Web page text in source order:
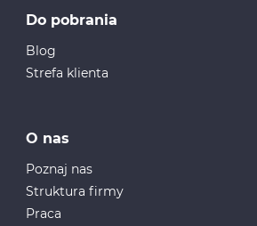
Do pobrania
Blog
Strefa klienta
O nas
Poznaj nas
Struktura firmy
Praca